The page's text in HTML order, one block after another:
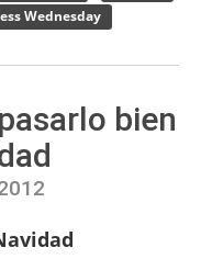
Wednesday
bien